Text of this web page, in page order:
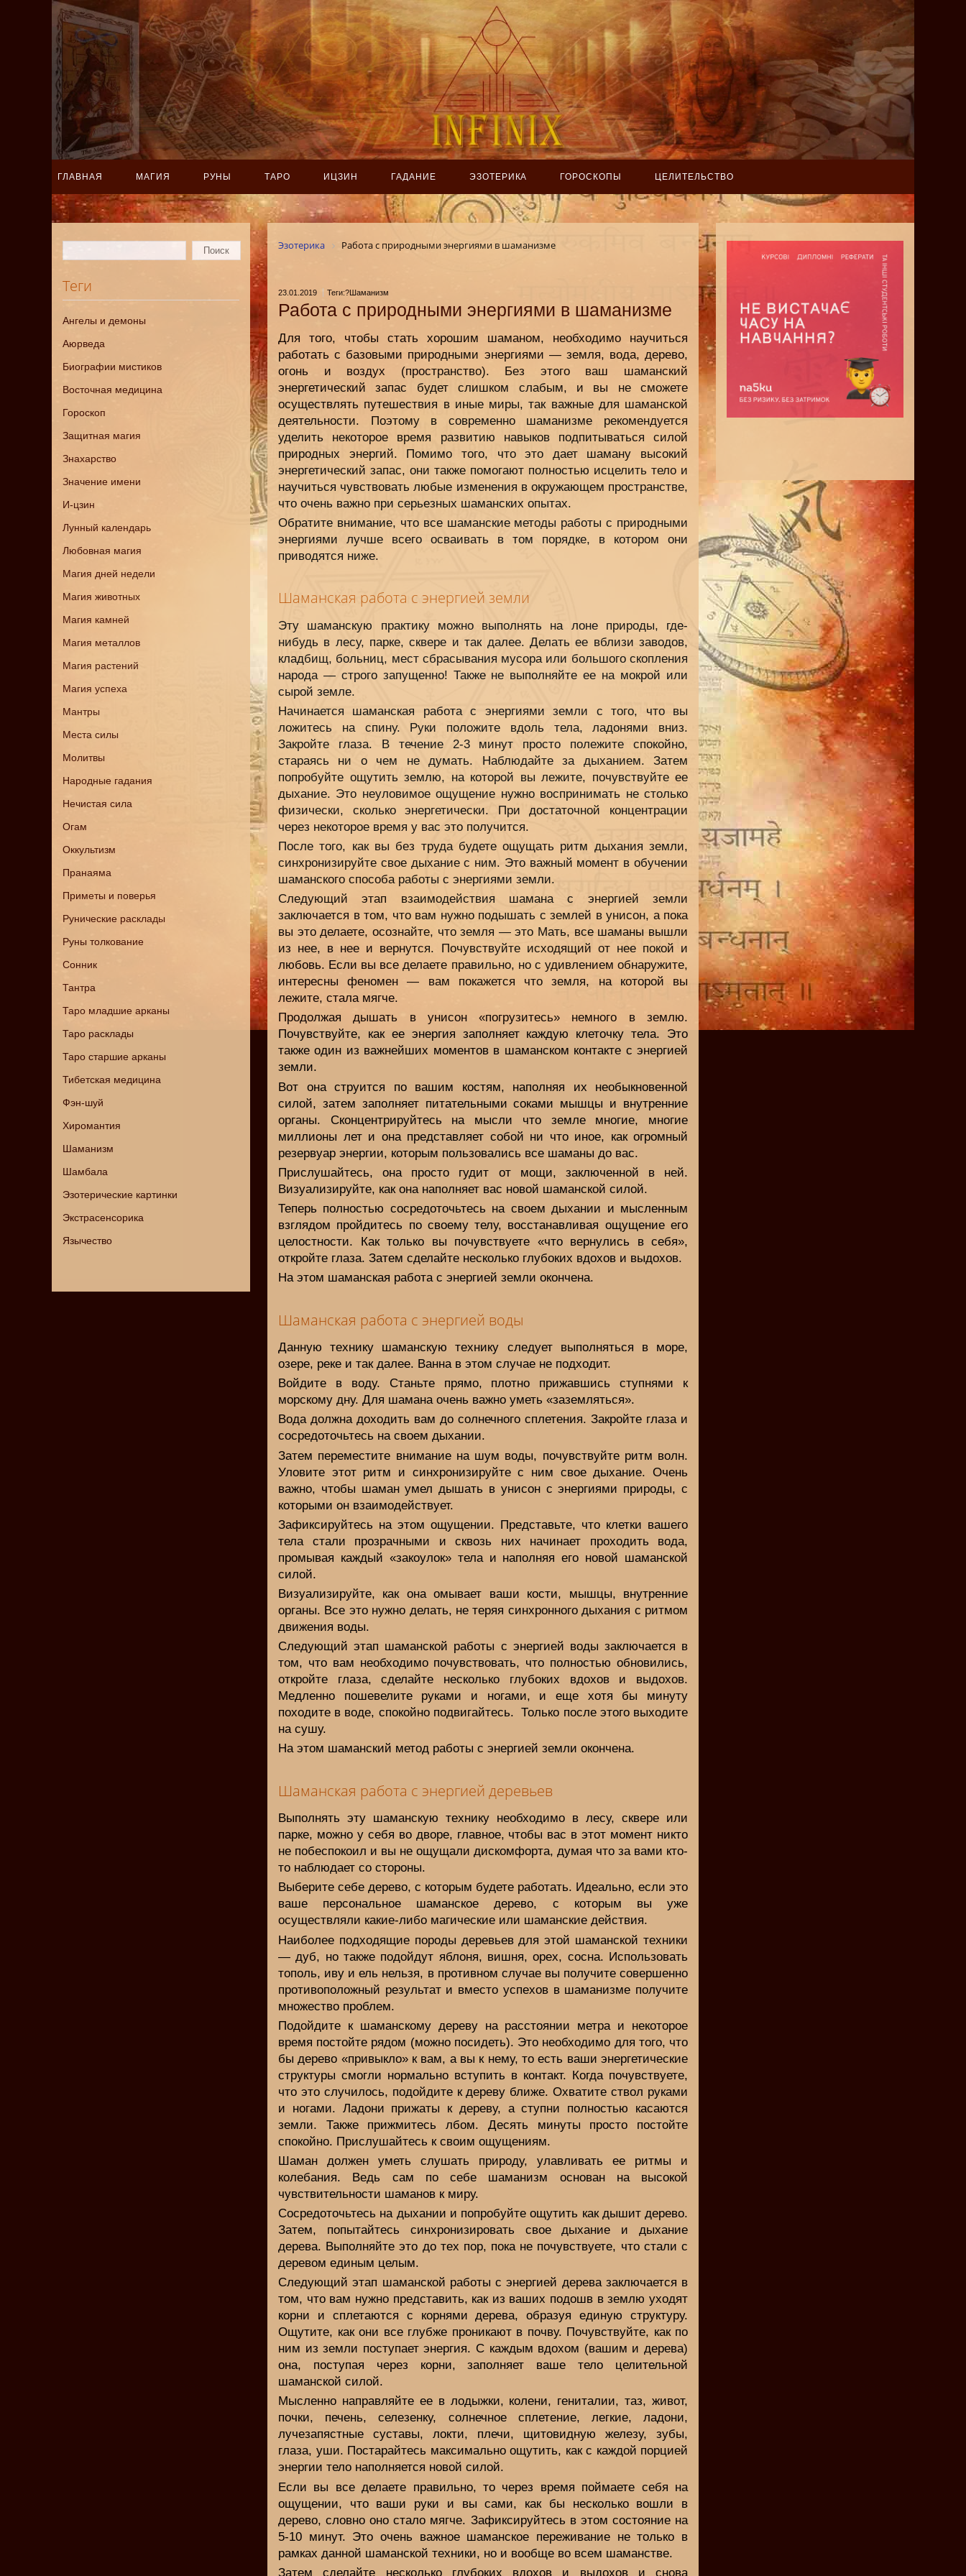
ГЛАВНАЯ МАГИЯ РУНЫ ТАРО ИЦЗИН ГАДАНИЕ ЭЗОТЕРИКА ГОРОСКОПЫ ЦЕЛИТЕЛЬСТВО
Теги
Ангелы и демоны
Аюрведа
Биографии мистиков
Восточная медицина
Гороскоп
Защитная магия
Знахарство
Значение имени
И-цзин
Лунный календарь
Любовная магия
Магия дней недели
Магия животных
Магия камней
Магия металлов
Магия растений
Магия успеха
Мантры
Места силы
Молитвы
Народные гадания
Нечистая сила
Огам
Оккультизм
Пранаяма
Приметы и поверья
Рунические расклады
Руны толкование
Сонник
Тантра
Таро младшие арканы
Таро расклады
Таро старшие арканы
Тибетская медицина
Фэн-шуй
Хиромантия
Шаманизм
Шамбала
Эзотерические картинки
Экстрасенсорика
Язычество
Эзотерика Работа с природными энергиями в шаманизме
23.01.2019 Теги:?Шаманизм
Работа с природными энергиями в шаманизме
Для того, чтобы стать хорошим шаманом, необходимо научиться
работать с базовыми природными энергиями — земля, вода, дерево,
огонь и воздух (пространство). Без этого ваш шаманский
энергетический запас будет слишком слабым, и вы не сможете
осуществлять путешествия в иные миры, так важные для шаманской
деятельности. Поэтому в современно шаманизме рекомендуется
уделить некоторое время развитию навыков подпитываться силой
природных энергий. Помимо того, что это дает шаману высокий
энергетический запас, они также помогают полностью исцелить тело и
научиться чувствовать любые изменения в окружающем пространстве,
что очень важно при серьезных шаманских опытах.
Обратите внимание, что все шаманские методы работы с природными
энергиями лучше всего осваивать в том порядке, в котором они
приводятся ниже.
Шаманская работа с энергией земли
Эту шаманскую практику можно выполнять на лоне природы, где-
нибудь в лесу, парке, сквере и так далее. Делать ее вблизи заводов,
кладбищ, больниц, мест сбрасывания мусора или большого скопления
народа — строго запущенно! Также не выполняйте ее на мокрой или
сырой земле.
Начинается шаманская работа с энергиями земли с того, что вы
ложитесь на спину. Руки положите вдоль тела, ладонями вниз.
Закройте глаза. В течение 2-3 минут просто полежите спокойно,
стараясь ни о чем не думать. Наблюдайте за дыханием. Затем
попробуйте ощутить землю, на которой вы лежите, почувствуйте ее
дыхание. Это неуловимое ощущение нужно воспринимать не столько
физически, сколько энергетически. При достаточной концентрации
через некоторое время у вас это получится.
После того, как вы без труда будете ощущать ритм дыхания земли,
синхронизируйте свое дыхание с ним. Это важный момент в обучении
шаманского способа работы с энергиями земли.
Следующий этап взаимодействия шамана с энергией земли
заключается в том, что вам нужно подышать с землей в унисон, а пока
вы это делаете, осознайте, что земля — это Мать, все шаманы вышли
из нее, в нее и вернутся. Почувствуйте исходящий от нее покой и
любовь. Если вы все делаете правильно, но с удивлением обнаружите,
интересны феномен — вам покажется что земля, на которой вы
лежите, стала мягче.
Продолжая дышать в унисон «погрузитесь» немного в землю.
Почувствуйте, как ее энергия заполняет каждую клеточку тела. Это
также один из важнейших моментов в шаманском контакте с энергией
земли.
Вот она струится по вашим костям, наполняя их необыкновенной
силой, затем заполняет питательными соками мышцы и внутренние
органы. Сконцентрируйтесь на мысли что земле многие, многие
миллионы лет и она представляет собой ни что иное, как огромный
резервуар энергии, которым пользовались все шаманы до вас.
Прислушайтесь, она просто гудит от мощи, заключенной в ней.
Визуализируйте, как она наполняет вас новой шаманской силой.
Теперь полностью сосредоточьтесь на своем дыхании и мысленным
взглядом пройдитесь по своему телу, восстанавливая ощущение его
целостности. Как только вы почувствуете «что вернулись в себя»,
откройте глаза. Затем сделайте несколько глубоких вдохов и выдохов.
На этом шаманская работа с энергией земли окончена.
Шаманская работа с энергией воды
Данную технику шаманскую технику следует выполняться в море,
озере, реке и так далее. Ванна в этом случае не подходит.
Войдите в воду. Станьте прямо, плотно прижавшись ступнями к
морскому дну. Для шамана очень важно уметь «заземляться».
Вода должна доходить вам до солнечного сплетения. Закройте глаза и
сосредоточьтесь на своем дыхании.
Затем переместите внимание на шум воды, почувствуйте ритм волн.
Уловите этот ритм и синхронизируйте с ним свое дыхание. Очень
важно, чтобы шаман умел дышать в унисон с энергиями природы, с
которыми он взаимодействует.
Зафиксируйтесь на этом ощущении. Представьте, что клетки вашего
тела стали прозрачными и сквозь них начинает проходить вода,
промывая каждый «закоулок» тела и наполняя его новой шаманской
силой.
Визуализируйте, как она омывает ваши кости, мышцы, внутренние
органы. Все это нужно делать, не теряя синхронного дыхания с ритмом
движения воды.
Следующий этап шаманской работы с энергией воды заключается в
том, что вам необходимо почувствовать, что полностью обновились,
откройте глаза, сделайте несколько глубоких вдохов и выдохов.
Медленно пошевелите руками и ногами, и еще хотя бы минуту
походите в воде, спокойно подвигайтесь. Только после этого выходите
на сушу.
На этом шаманский метод работы с энергией земли окончена.
Шаманская работа с энергией деревьев
Выполнять эту шаманскую технику необходимо в лесу, сквере или
парке, можно у себя во дворе, главное, чтобы вас в этот момент никто
не побеспокоил и вы не ощущали дискомфорта, думая что за вами кто-
то наблюдает со стороны.
Выберите себе дерево, с которым будете работать. Идеально, если это
ваше персональное шаманское дерево, с которым вы уже
осуществляли какие-либо магические или шаманские действия.
Наиболее подходящие породы деревьев для этой шаманской техники
— дуб, но также подойдут яблоня, вишня, орех, сосна. Использовать
тополь, иву и ель нельзя, в противном случае вы получите совершенно
противоположный результат и вместо успехов в шаманизме получите
множество проблем.
Подойдите к шаманскому дереву на расстоянии метра и некоторое
время постойте рядом (можно посидеть). Это необходимо для того, что
бы дерево «привыкло» к вам, а вы к нему, то есть ваши энергетические
структуры смогли нормально вступить в контакт. Когда почувствуете,
что это случилось, подойдите к дереву ближе. Охватите ствол руками
и ногами. Ладони прижаты к дереву, а ступни полностью касаются
земли. Также прижмитесь лбом. Десять минуты просто постойте
спокойно. Прислушайтесь к своим ощущениям.
Шаман должен уметь слушать природу, улавливать ее ритмы и
колебания. Ведь сам по себе шаманизм основан на высокой
чувствительности шаманов к миру.
Сосредоточьтесь на дыхании и попробуйте ощутить как дышит дерево.
Затем, попытайтесь синхронизировать свое дыхание и дыхание
дерева. Выполняйте это до тех пор, пока не почувствуете, что стали с
деревом единым целым.
Следующий этап шаманской работы с энергией дерева заключается в
том, что вам нужно представить, как из ваших подошв в землю уходят
корни и сплетаются с корнями дерева, образуя единую структуру.
Ощутите, как они все глубже проникают в почву. Почувствуйте, как по
ним из земли поступает энергия. С каждым вдохом (вашим и дерева)
она, поступая через корни, заполняет ваше тело целительной
шаманской силой.
Мысленно направляйте ее в лодыжки, колени, гениталии, таз, живот,
почки, печень, селезенку, солнечное сплетение, легкие, ладони,
лучезапястные суставы, локти, плечи, щитовидную железу, зубы,
глаза, уши. Постарайтесь максимально ощутить, как с каждой порцией
энергии тело наполняется новой силой.
Если вы все делаете правильно, то через время поймаете себя на
ощущении, что ваши руки и вы сами, как бы несколько вошли в
дерево, словно оно стало мягче. Зафиксируйтесь в этом состояние на
5-10 минут. Это очень важное шаманское переживание не только в
рамках данной шаманской техники, но и вообще во всем шаманстве.
Затем сделайте несколько глубоких вдохов и выдохов и снова